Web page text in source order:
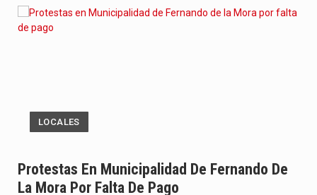
LOCALES
Protestas En Municipalidad De Fernando De
La Mora Por Falta De Pago